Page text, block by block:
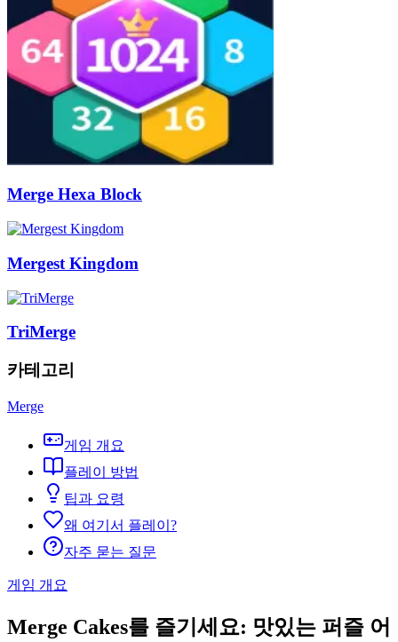
Merge Hexa Block
Mergest Kingdom
TriMerge
카테고리
Merge
게임 개요
플레이 방법
팁과 요령
왜 여기서 플레이?
자주 묻는 질문
게임 개요
Merge Cakes를 즐기세요: 맛있는 퍼즐 어